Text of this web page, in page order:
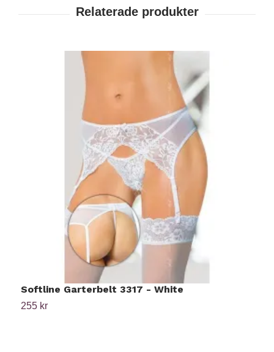
Softline Garterbelt 3317 - White
255 kr